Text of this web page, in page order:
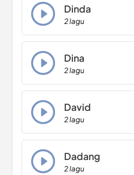
Dinda
2 lagu
Dina
2 lagu
David
2 lagu
Dadang
2 lagu